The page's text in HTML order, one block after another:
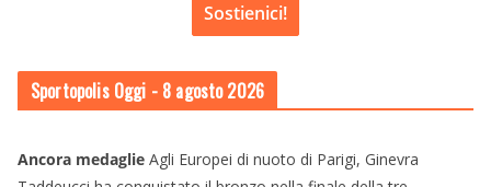
Sostienici!
Sportopolis Oggi - 8 agosto 2026
Ancora medaglie Agli Europei di nuoto di Parigi, Ginevra